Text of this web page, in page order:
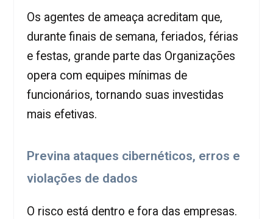
Os agentes de ameaça acreditam que,
durante finais de semana, feriados, férias
e festas, grande parte das Organizações
opera com equipes mínimas de
funcionários, tornando suas investidas
mais efetivas.
Previna ataques cibernéticos, erros e
violações de dados
O risco está dentro e fora das empresas.